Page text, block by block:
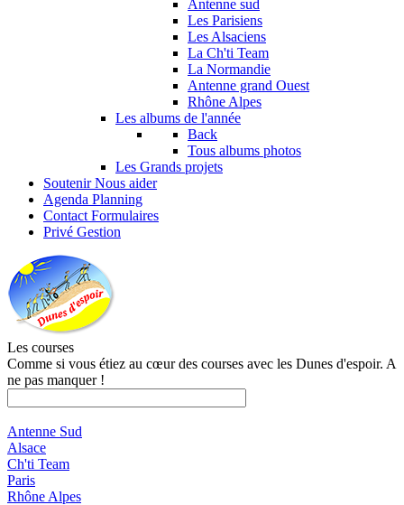
Antenne sud
Les Parisiens
Les Alsaciens
La Ch'ti Team
La Normandie
Antenne grand Ouest
Rhône Alpes
Les albums de l'année
Back
Tous albums photos
Les Grands projets
Soutenir Nous aider
Agenda Planning
Contact Formulaires
Privé Gestion
Les courses
Comme si vous étiez au cœur des courses avec les Dunes d'espoir. A
ne pas manquer !
Antenne Sud
Alsace
Ch'ti Team
Paris
Rhône Alpes